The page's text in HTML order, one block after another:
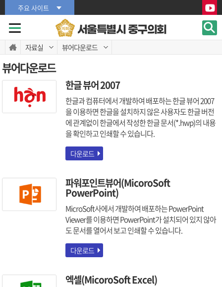
본문바로가기
본문바로가기
주요 사이트
서울특별시 중구의회
자료실 뷰어다운로드
뷰어다운로드
한글 뷰어 2007
한글과 컴퓨터에서 개발하여 배포하는 한글 뷰어 2007
을 이용하면 한글을 설치하지 않은 사용자도 한글 버전
에 관계없이 한글에서 작성한 한글 문서(*.hwp)의 내용
을 확인하고 인쇄할 수 있습니다.
다운로드
파워포인트뷰어(MicoroSoft
PowerPoint)
MicroSoft사에서 개발하여 배포하는 PowerPoint
Viewer를 이용하면 PowerPoint가 설치되어 있지 않아
도 문서를 열어서 보고 인쇄할 수 있습니다.
다운로드
엑셀(MicoroSoft Excel)